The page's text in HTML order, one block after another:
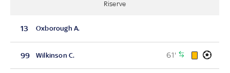
Riserve
13 Oxborough A.
99 Wilkinson C. 61'